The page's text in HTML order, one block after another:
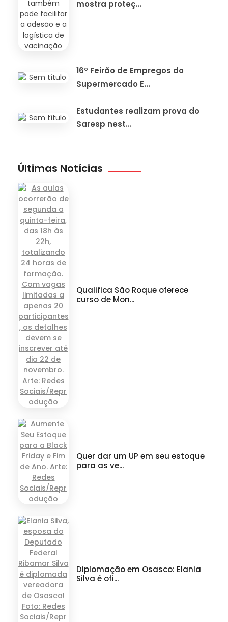
mostra proteç...
16º Feirão de Empregos do
Supermercado E...
Estudantes realizam prova do
Saresp nest...
Últimas Notícias
Qualifica São Roque oferece
curso de Mon...
Quer dar um UP em seu estoque
para as ve...
Diplomação em Osasco: Elania
Silva é ofi...